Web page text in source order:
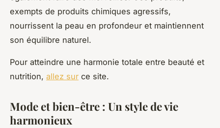
exempts de produits chimiques agressifs,
nourrissent la peau en profondeur et maintiennent
son équilibre naturel.
Pour atteindre une harmonie totale entre beauté et
nutrition, allez sur ce site.
Mode et bien-être : Un style de vie
harmonieux